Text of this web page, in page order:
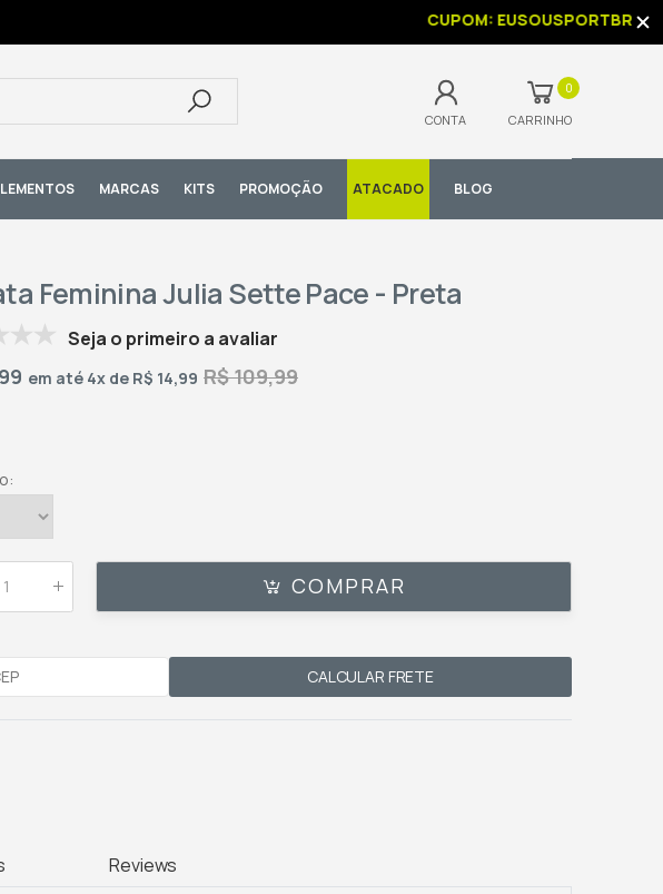
CUPOM: EUSOUSPORTBR
CONTA
0
CARRINHO
MARCAS KITS PROMOÇÃO ATACADO BLOG
Feminina Julia Sette Pace - Preta
Seja o primeiro a avaliar
em até 4x de R$ 14,99 R$ 109,99
:
COMPRAR
CALCULAR FRETE
Reviews